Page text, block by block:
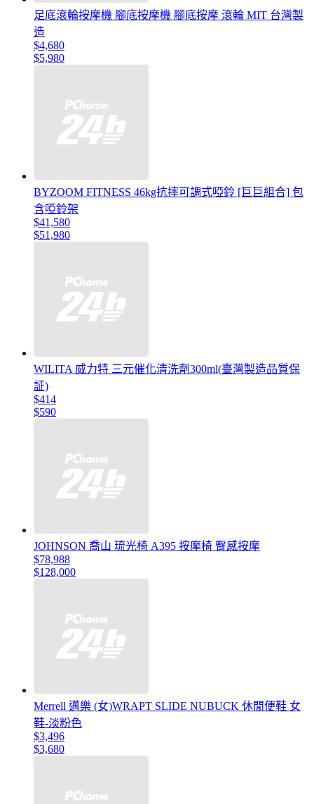
足底滾輪按摩機 腳底按摩機 腳底按摩 滾輪 MIT 台灣製
造
$4,680
$5,980
BYZOOM FITNESS 46kg抗摔可調式啞鈴 [巨巨組合] 包
含啞鈴架
$41,580
$51,980
WILITA 威力特 三元催化清洗劑300ml(臺灣製造品質保
証)
$414
$590
JOHNSON 喬山 琉光椅 A395 按摩椅 臀感按摩
$78,988
$128,000
Merrell 邁樂 (女)WRAPT SLIDE NUBUCK 休閒便鞋 女
鞋-淡粉色
$3,496
$3,680